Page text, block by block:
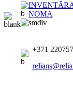
NOMA
+371